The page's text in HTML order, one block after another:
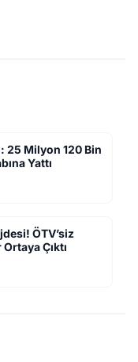
25 Milyon 120 Bin
Yattı
ÖTV’siz
Çıktı